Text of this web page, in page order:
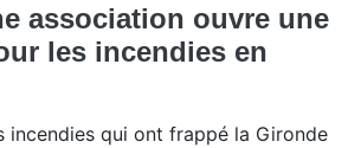
association ouvre une
les incendies en
incendies qui ont frappé la Gironde